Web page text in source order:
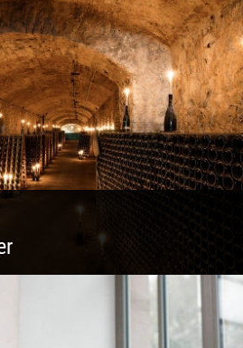
Körper, Geist und Energie
| Bewusstsein für
Keller | Coole Kerle |